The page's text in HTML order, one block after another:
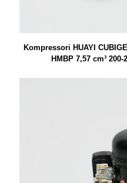
Kompressori HUAYI
HMBP 7,57 cm³ 200-